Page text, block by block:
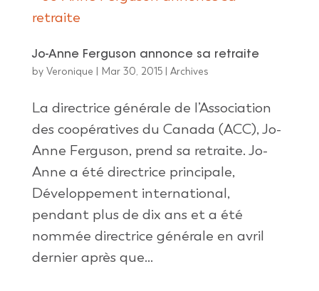
Jo-Anne Ferguson annonce sa retraite
by Veronique | Mar 30, 2015| Archives
La directrice générale de l’Association
des coopératives du Canada (ACC), Jo-
Anne Ferguson, prend sa retraite. Jo-
Anne a été directrice principale,
Développement international,
pendant plus de dix ans et a été
nommée directrice générale en avril
dernier après que...